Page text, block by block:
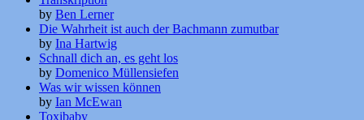
by Ben Lerner
Die Wahrheit ist auch der Bachmann zumutbar
by Ina Hartwig
Schnall dich an, es geht los
by Domenico Müllensiefen
Was wir wissen können
by Ian McEwan
Toxibaby